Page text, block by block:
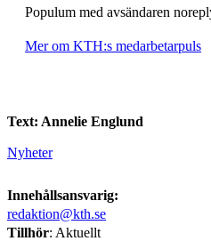
Populum med avsändaren
Mer om KTH:s medarbetarpuls
Text: Annelie Englund
Nyheter
Innehållsansvarig:
redaktion@kth.se
Tillhör: Aktuellt